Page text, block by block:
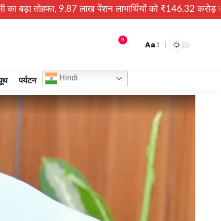
लाख पेंशन लाभार्थियों को ₹146.32 करोड़ की पेंशन राशि जारी
9
Aa
पर्यटन Hindi